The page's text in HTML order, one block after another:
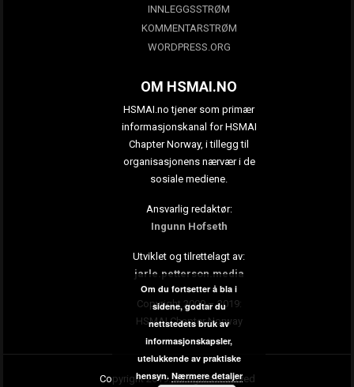
INNLEGGSSTRØM
KOMMENTARSTRØM
WORDPRESS.ORG
OM HSMAI.NO
HSMAI.no tjener som primær
informasjonskanal for HSMAI
Chapter Norway, i tillegg til
organisasjonens nærvær i de
sosiale mediene.
Ansvarlig redaktør:
Ingunn Hofseth
Utviklet og tilrettelagt av:
jarle.petterson.media
Copyright 2009 – 2019:
HSMAI Chapter Norway
Copyright 2019. All rights reserved
Om du fortsetter å bla i
sidene, godtar du
nettstedets bruk av
informasjonskapsler,
utelukkende av praktiske
hensyn. Nærmere detaljer